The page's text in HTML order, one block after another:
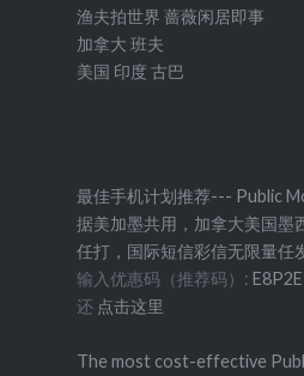
渔夫拍世界 蔷薇闲居即事
加拿大 班夫
美国 印度 古巴
最佳手机计划推荐--- Public
据美加墨共用，加拿大美国墨
任打，国际短信彩信无限量任
输入优惠码（推荐码）:
还 点击这里
The most cost-effective